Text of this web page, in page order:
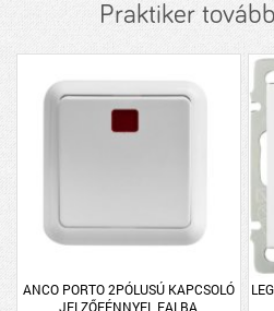
Praktiker
ANCO PORTO 2PÓLUSÚ KAPCSOLÓ
JELZŐFÉNNYEL FALBA